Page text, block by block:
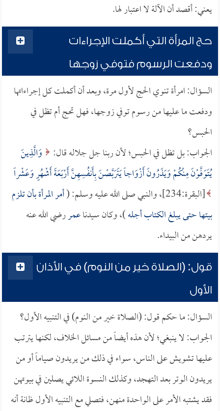
يعني: أقصد أن الآلة لا اعتبار لها.
حج المرأة التي أكملت الإجراءات
ودفعت الرسوم فتوفي زوجها
السؤال: امرأة تنوي الحج لأول مرة، وبعد أن أكملت كل إجراءاتها
ودفعت ما عليها من رسوم توفي زوجها، فهل تحج أم تظل في
الحبس؟
الجواب: بل تظل في الحبس؛ لأن ربنا جل جلاله قال:
وَالَّذِينَ
يُتَوَفَّوْنَ مِنْكُمْ وَيَذَرُونَ أَزْوَاجاً يَتَرَبَّصْنَ بِأَنفُسِهِنَّ أَرْبَعَةَ أَشْهُرٍ وَعَشْراً
[البقرة:234]، والنبي صلى الله عليه وسلم: (
أمر المرأة بأن تلزم
بيتها حتى يبلغ الكتاب أجله)، وكان سيدناعمررضي الله عنه
يردهن من البيداء.
قول: (الصلاة خير من النوم) في الأذان
الأول
السؤال: ما حكم قول: (الصلاة خير من النوم) في التنبيه الأول؟
الجواب: لا ينبغي؛ لأن هذه أيضاً من مسائل الخلاف، لكنها يترتب
عليها تشويش على الناس، سواء في ذلك من يريدون صياماً أو من
يريدون الوتر بعد التهجد، وكذلك النسوة اللائي يصلين في بيوتهن
فقد يشتبه الأمر على الواحدة منهن، فتصلي مع التنبيه الأول ظانة أنه